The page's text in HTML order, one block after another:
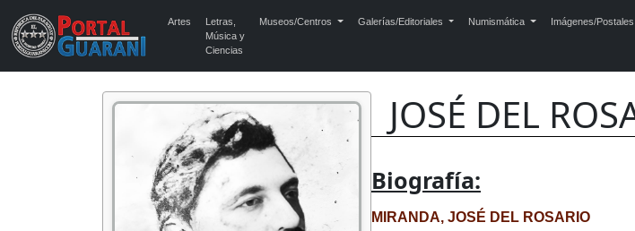
Artes
Letras,
Música y
Ciencias
Museos/Centros Galerías/Editoriales Numismática Imágenes/Postales
JOSÉ DEL
Biografía:
MIRANDA, JOSÉ DEL ROSARIO